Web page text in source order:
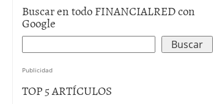
Buscar en todo FINANCIALRED con
Google
Publicidad
TOP 5 ARTÍCULOS